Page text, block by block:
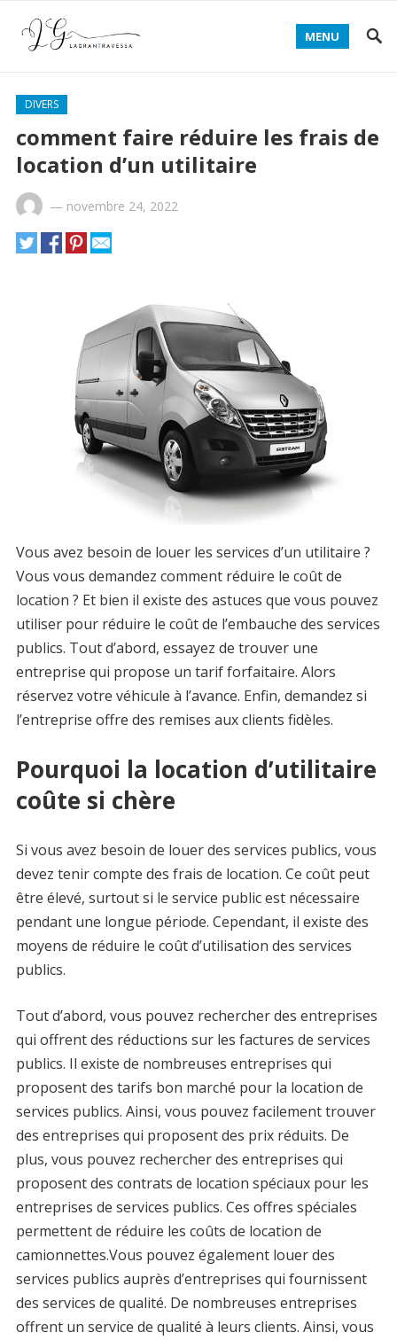
MENU
DIVERS
comment faire réduire les frais de
location d’un utilitaire
— novembre 24, 2022
Vous avez besoin de louer les services d’un utilitaire ?
Vous vous demandez comment réduire le coût de
location ? Et bien il existe des astuces que vous pouvez
utiliser pour réduire le coût de l’embauche des services
publics. Tout d’abord, essayez de trouver une
entreprise qui propose un tarif forfaitaire. Alors
réservez votre véhicule à l’avance. Enfin, demandez si
l’entreprise offre des remises aux clients fidèles.
Pourquoi la location d’utilitaire
coûte si chère
Si vous avez besoin de louer des services publics, vous
devez tenir compte des frais de location. Ce coût peut
être élevé, surtout si le service public est nécessaire
pendant une longue période. Cependant, il existe des
moyens de réduire le coût d’utilisation des services
publics.
Tout d’abord, vous pouvez rechercher des entreprises
qui offrent des réductions sur les factures de services
publics. Il existe de nombreuses entreprises qui
proposent des tarifs bon marché pour la location de
services publics. Ainsi, vous pouvez facilement trouver
des entreprises qui proposent des prix réduits. De
plus, vous pouvez rechercher des entreprises qui
proposent des contrats de location spéciaux pour les
entreprises de services publics. Ces offres spéciales
permettent de réduire les coûts de location de
camionnettes.Vous pouvez également louer des
services publics auprès d’entreprises qui fournissent
des services de qualité. De nombreuses entreprises
offrent un service de qualité à leurs clients. Ainsi, vous